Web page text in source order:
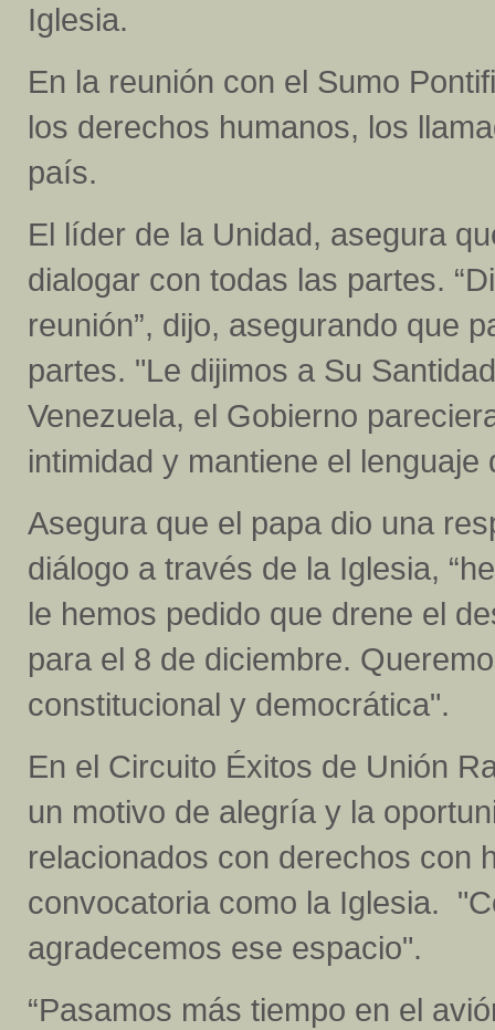
Iglesia.
En la reunión con el Sumo
los derechos humanos, los
país.
El líder de la Unidad, asegura
dialogar con todas las partes.
reunión”, dijo, asegurando que
partes. "Le dijimos a Su
Venezuela, el Gobierno
intimidad y mantiene el lenguaje
Asegura que el papa dio una
diálogo a través de la Iglesia,
le hemos pedido que drene el
para el 8 de diciembre.
constitucional y democrática".
En el Circuito Éxitos de Unión
un motivo de alegría y la
relacionados con derechos con
convocatoria como la Iglesia.
agradecemos ese espacio".
“Pasamos más tiempo en el